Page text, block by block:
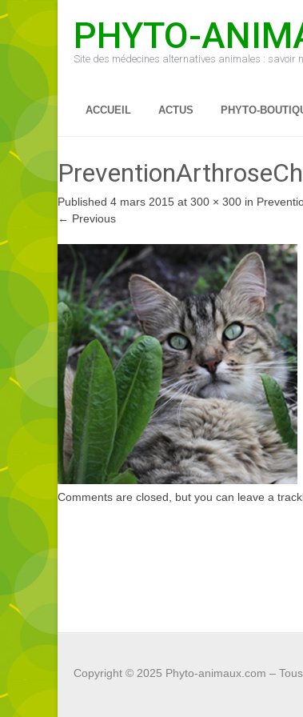
PHYTO-
Site des médecines alternatives animales : savoir
ACCUEIL ACTUS PHYTO-
Published 4 mars 2015 at 300 × 300 in
← Previous
Comments are closed, but you can leave a
Copyright © 2025 Phyto-animaux.com –